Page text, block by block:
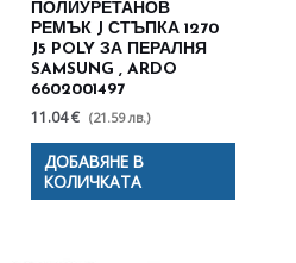
ПОЛИУРЕТАНОВ
РЕМЪК J СТЪПКА 1270
J5 POLY ЗА ПЕРАЛНЯ
SAMSUNG , ARDO
6602001497
11.04 € (21.59 лв.)
ДОБАВЯНЕ В
КОЛИЧКАТА